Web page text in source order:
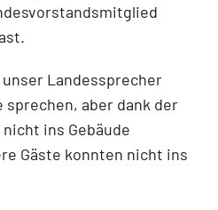
Landessprecher
aber dank der
ins Gebäude
Gäste konnten nicht ins